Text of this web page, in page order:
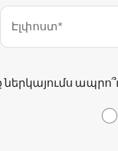
Էլփոստ*
ներկայումս